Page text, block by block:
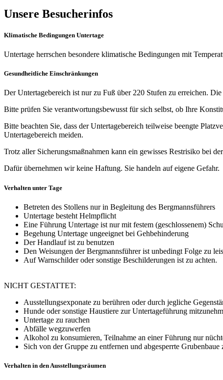
Unsere Besucherinfos
Klimatische Bedingungen Untertage
Untertage herrschen besondere klimatische Bedingungen mit
Gesundheitliche Einschränkungen
Der Untertagebereich ist nur zu Fuß über 220 Stufen zu erreichen.
Bitte prüfen Sie verantwortungsbewusst für sich selbst, ob Ihre
Bitte beachten Sie, dass der Untertagebereich teilweise beengte
Untertagebereich meiden.
Trotz aller Sicherungsmaßnahmen kann ein gewisses Restrisiko bei
Dafür übernehmen wir keine Haftung. Sie handeln auf eigene Gefahr.
Verhalten unter Tage
Betreten des Stollens nur in Begleitung des Bergmannsführers
Untertage besteht Helmpflicht
Eine Führung Untertage ist nur mit festem (geschlossenem)
Begehung Untertage ungeeignet bei Gehbehinderung
Der Handlauf ist zu benutzen
Den Weisungen der Bergmannsführer ist unbedingt Folge zu
Auf Warnschilder oder sonstige Beschilderungen ist zu achten.
NICHT GESTATTET:
Ausstellungsexponate zu berühren oder durch jegliche
Hunde oder sonstige Haustiere zur Untertageführung
Untertage zu rauchen
Abfälle wegzuwerfen
Alkohol zu konsumieren, Teilnahme an einer Führung nur
Sich von der Gruppe zu entfernen und abgesperrte Grubenbaue
Verhalten in den Ausstellungsräumen